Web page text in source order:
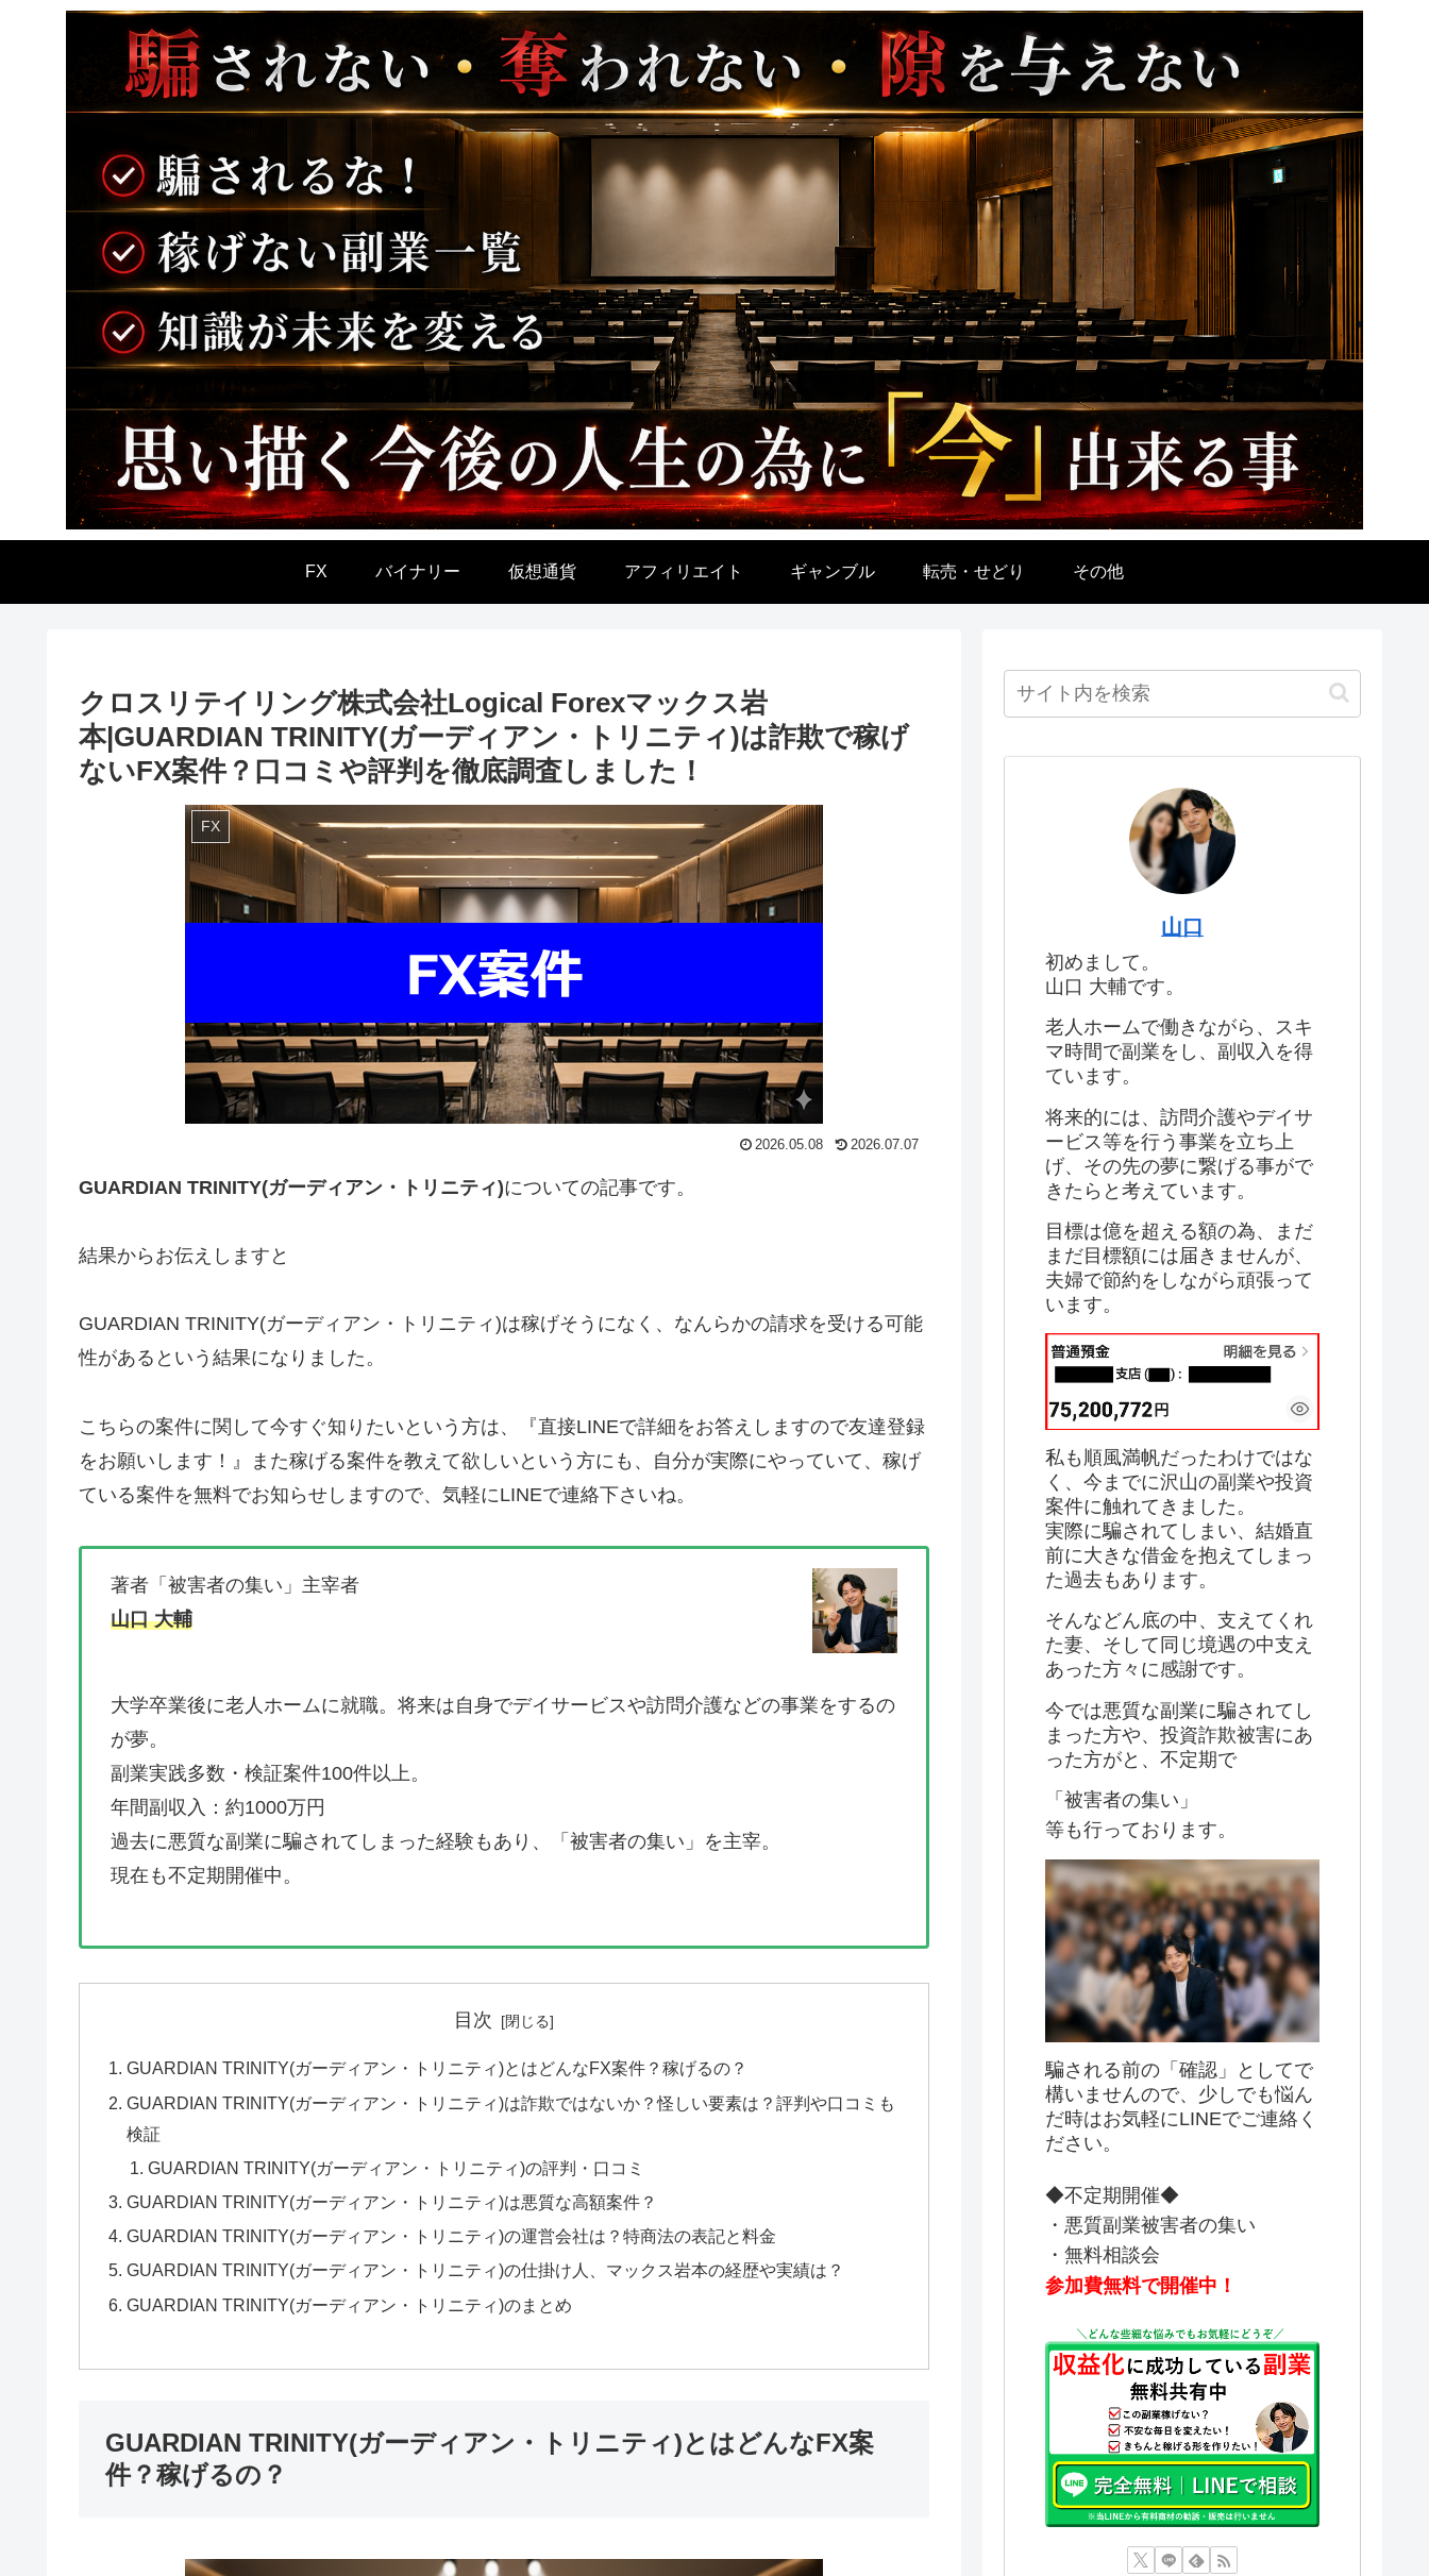
FX バイナリー 仮想通貨 アフィリエイト ギャンブル 転売・せどり その他
クロスリテイリング株式会社Logical Forexマックス岩
本|GUARDIAN TRINITY(ガーディアン・トリニティ)は詐欺で稼げ
ないFX案件？口コミや評判を徹底調査しました！
FX
2026.05.08 2026.07.07
GUARDIAN TRINITY(ガーディアン・トリニティ)についての記事です。
結果からお伝えしますと
GUARDIAN TRINITY(ガーディアン・トリニティ)は稼げそうになく、なんらかの請求を受ける可能
性がある という結果になりました。
こちらの案件に関して今すぐ知りたいという方は、
『直接LINEで詳細をお答えしますので友達登録
をお願いします！』
また稼げる案件を教えて欲しいという方にも、自分が実際にやっていて、稼げ
ている案件を無料でお知らせしますので、気軽にLINEで連絡下さいね。
著者「被害者の集い」主宰者
山口 大輔
大学卒業後に老人ホームに就職。将来は自身でデイサービスや訪問介護などの事業をするの
が夢。
副業実践多数・検証案件100件以上。
年間副収入：約1000万円
過去に悪質な副業に騙されてしまった経験もあり、「被害者の集い」を主宰。
現在も不定期開催中。
目次
GUARDIAN TRINITY(ガーディアン・トリニティ)とはどんなFX案件？稼げるの？
GUARDIAN TRINITY(ガーディアン・トリニティ)は詐欺ではないか？怪しい要素は？評判や口コミも
検証
GUARDIAN TRINITY(ガーディアン・トリニティ)の評判・口コミ
GUARDIAN TRINITY(ガーディアン・トリニティ)は悪質な高額案件？
GUARDIAN TRINITY(ガーディアン・トリニティ)の運営会社は？特商法の表記と料金
GUARDIAN TRINITY(ガーディアン・トリニティ)の仕掛け人、マックス岩本の経歴や実績は？
GUARDIAN TRINITY(ガーディアン・トリニティ)のまとめ
GUARDIAN TRINITY(ガーディアン・トリニティ)とはどんなFX案
件？稼げるの？
山口
初めまして。
山口 大輔です。
老人ホームで働きながら、スキ
マ時間で副業をし、副収入を得
ています。
将来的には、訪問介護やデイサ
ービス等を行う事業を立ち上
げ、その先の夢に繋げる事がで
きたらと考えています。
目標は億を超える額の為、まだ
まだ目標額には届きませんが、
夫婦で節約をしながら頑張って
います。
私も順風満帆だったわけではな
く、今までに沢山の副業や投資
案件に触れてきました。
実際に騙されてしまい、結婚直
前に大きな借金を抱えてしまっ
た過去もあります。
そんなどん底の中、支えてくれ
た妻、そして同じ境遇の中支え
あった方々に感謝です。
今では悪質な副業に騙されてし
まった方や、投資詐欺被害にあ
った方がと、不定期で
「被害者の集い」
等も行っております。
騙される前の「確認」としてで
構いませんので、少しでも悩ん
だ時はお気軽にLINEでご連絡く
ださい。
◆不定期開催◆
・悪質副業被害者の集い
・無料相談会
参加費無料で開催中！